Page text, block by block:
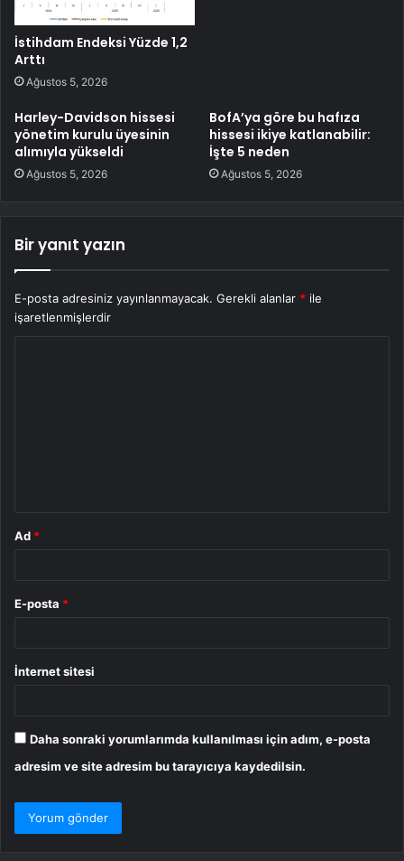
İstihdam Endeksi Yüzde 1,2
Arttı
Ağustos 5, 2026
Harley-Davidson hissesi
yönetim kurulu üyesinin
alımıyla yükseldi
Ağustos 5, 2026
BofA’ya göre bu hafıza
hissesi ikiye katlanabilir:
İşte 5 neden
Ağustos 5, 2026
Bir yanıt yazın
E-posta adresiniz yayınlanmayacak. Gerekli alanlar * ile
işaretlenmişlerdir
Ad *
E-posta *
İnternet sitesi
Daha sonraki yorumlarımda kullanılması için adım, e-posta
adresim ve site adresim bu tarayıcıya kaydedilsin.